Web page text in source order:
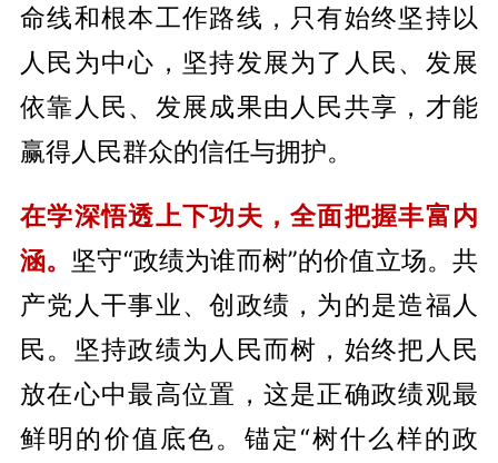
命线和根本工作路线，只有始终坚持以
人民为中心，坚持发展为了人民、发展
依靠人民、发展成果由人民共享，才能
赢得人民群众的信任与拥护。
在学深悟透上下功夫，全面把握丰富内
涵。 坚守“政绩为谁而树”的价值立场。共
产党人干事业、创政绩，为的是造福人
民。坚持政绩为人民而树，始终把人民
放在心中最高位置，这是正确政绩观最
鲜明的价值底色。锚定“树什么样的政